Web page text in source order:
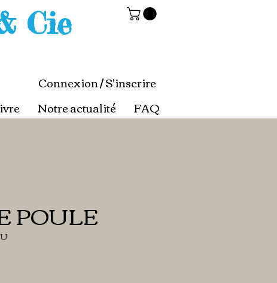
Cie
Connexion / S'inscrire
Notre actualité FAQ
POULE